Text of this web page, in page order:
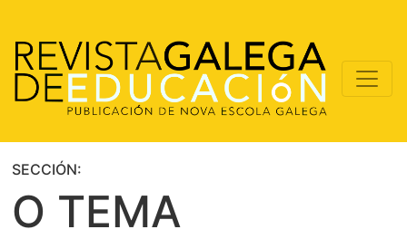
SECCIÓN:
O TEMA